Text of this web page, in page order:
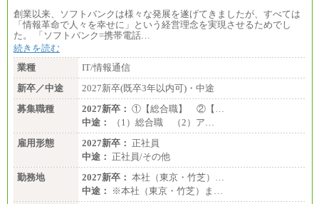
（４）
月給：201,000円～
想定年収：360万円～680万円
・520万円/32歳・月給29万円
年収例は賞与含む、残業代・家族手当含まず
※キャリアや能力等を考慮の上、当社規定により確
定します
※残業手当：別途支給
※固定給に固定残業代含まず
※試用期間中も給与に変更なし
創業以来、ソフトバンクは様々な発展を遂げてきましたが、すべては
「情報革命で人々を幸せに」という経営理念を実現させるためでし
た。 「ソフトバンク=携帯電話…
続きを読む
業種
IT/情報通信
新卒／中途
2027新卒(既卒3年以内可)・中途
募集職種
2027新卒： ①【総合職】 ②【…
中途：
（1）総合職 （2）ア…
雇用形態
2027新卒： 正社員
中途： 正社員/その他
勤務地
2027新卒： 本社（東京・竹芝）…
中途：
※本社（東京・竹芝）ま…